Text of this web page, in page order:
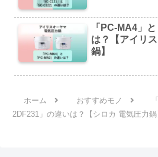
「PC-MA4」
は？【アイリ
鍋】
ホーム おすすめモノ
2DF231」の違いは？【シロカ 電気圧力鍋